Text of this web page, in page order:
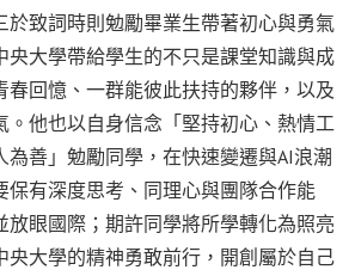
於致詞時則勉勵畢業生帶著初心與勇氣
央大學帶給學生的不只是課堂知識與成
春回憶、一群能彼此扶持的夥伴，以及
。他也以自身信念「堅持初心、熱情工
為善」勉勵同學，在快速變遷與AI浪潮
保有深度思考、同理心與團隊合作能
放眼國際；期許同學將所學轉化為照亮
央大學的精神勇敢前行，開創屬於自己